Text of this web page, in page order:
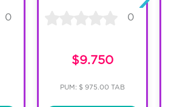
0 0
$9.750
PUM: $ 975.00 TAB